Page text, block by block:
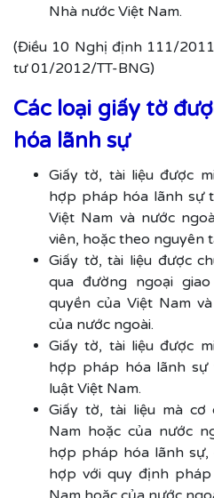
Nhà nước Việt Nam.
(Điều 10 Nghị định 111/
tư 01/2012/TT-BNG)
Các loại giấy tờ
hóa lãnh sự
Giấy tờ, tài liệu được
hợp pháp hóa lãnh sự
Việt Nam và nước
viên, hoặc theo nguyên
Giấy tờ, tài liệu được
qua đường ngoại
quyền của Việt Nam
của nước ngoài.
Giấy tờ, tài liệu được
hợp pháp hóa lãnh
luật Việt Nam.
Giấy tờ, tài liệu mà cơ
Nam hoặc của nước
hợp pháp hóa lãnh
hợp với quy định